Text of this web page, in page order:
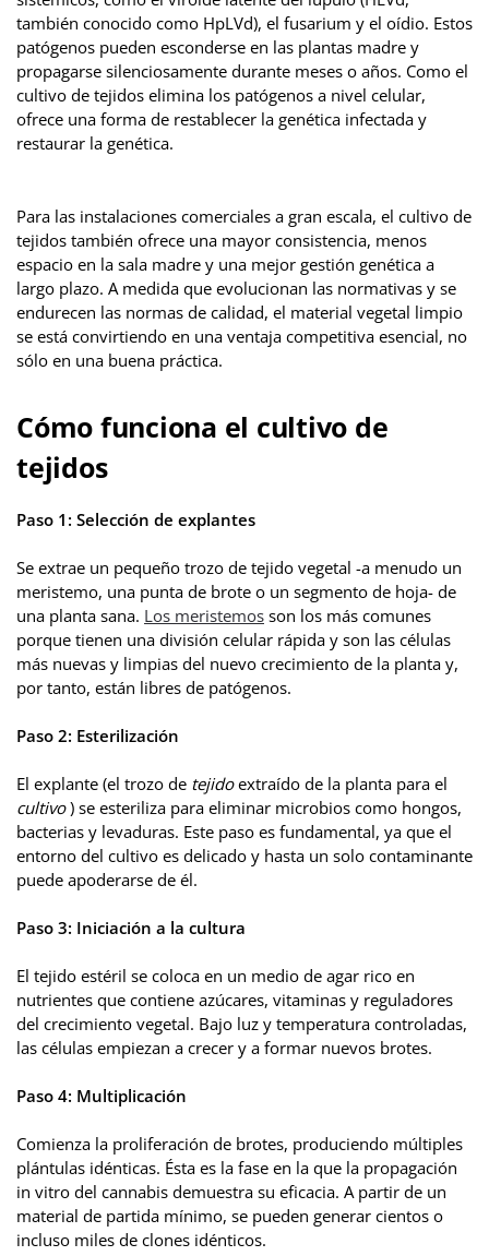
también conocido como HpLVd), el fusarium y el oídio. Estos
patógenos pueden esconderse en las plantas madre y
propagarse silenciosamente durante meses o años. Como el
cultivo de tejidos elimina los patógenos a nivel celular,
ofrece una forma de restablecer la genética infectada y
restaurar la genética.
Para las instalaciones comerciales a gran escala, el cultivo de
tejidos también ofrece una mayor consistencia, menos
espacio en la sala madre y una mejor gestión genética a
largo plazo. A medida que evolucionan las normativas y se
endurecen las normas de calidad, el material vegetal limpio
se está convirtiendo en una ventaja competitiva esencial, no
sólo en una buena práctica.
Cómo funciona el cultivo de
tejidos
Paso 1: Selección de explantes
Se extrae un pequeño trozo de tejido vegetal -a menudo un
meristemo, una punta de brote o un segmento de hoja- de
una planta sana. Los meristemos son los más comunes
porque tienen una división celular rápida y son las células
más nuevas y limpias del nuevo crecimiento de la planta y,
por tanto, están libres de patógenos.
Paso 2: Esterilización
El explante (el trozo de tejidoextraído de la planta para el
cultivo) se esteriliza para eliminar microbios como hongos,
bacterias y levaduras. Este paso es fundamental, ya que el
entorno del cultivo es delicado y hasta un solo contaminante
puede apoderarse de él.
Paso 3: Iniciación a la cultura
El tejido estéril se coloca en un medio de agar rico en
nutrientes que contiene azúcares, vitaminas y reguladores
del crecimiento vegetal. Bajo luz y temperatura controladas,
las células empiezan a crecer y a formar nuevos brotes.
Paso 4: Multiplicación
Comienza la proliferación de brotes, produciendo múltiples
plántulas idénticas. Ésta es la fase en la que la propagación
in vitro del cannabis demuestra su eficacia. A partir de un
material de partida mínimo, se pueden generar cientos o
incluso miles de clones idénticos.